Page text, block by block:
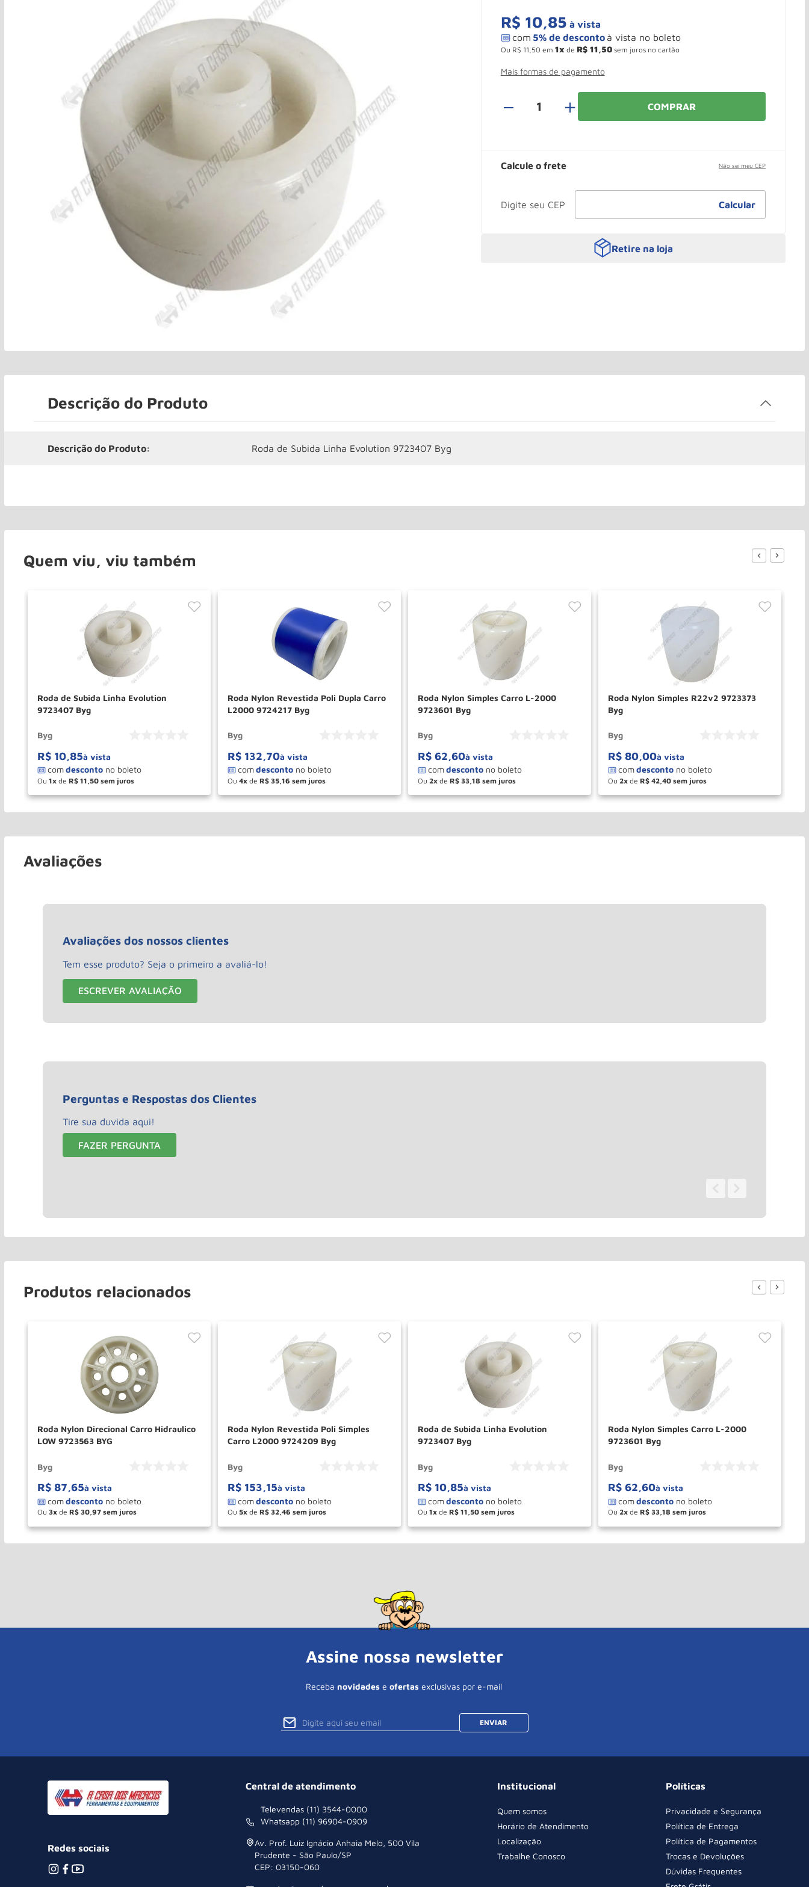
R$ 10,85 à vista
Ou R$ 11 50 em 1 de R$ 11,50sem juros no cartão
Mais formas de pagamento
＋ COMPRAR
Calcule o frete Não sei meu CEP
Retire na loja
Descrição do Produto
Descrição do Produto: Roda de Subida Linha Evolution 9723407 Byg
Quem viu, viu também
Roda de Subida Linha Evolution
9723407 Byg
Byg
R$ 10,85à vista
Ou 1 de R$ 11 50
＋
－ COMPRAR
Roda Nylon Revestida Poli Dupla Carro
L2000 9724217 Byg
Byg
R$ 132,70à vista
Ou 4 de R$ 35 16
＋
－ COMPRAR
Roda Nylon Simples Carro L-2000
9723601 Byg
Byg
R$ 62,60à vista
Ou 2 de R$ 33 18
＋
－ COMPRAR
Roda Nylon Simples R22v2 9723373
Byg
Byg
R$ 80,00à vista
Ou 2 de R$ 42 40
＋
－ COMPRAR
Avaliações
Avaliações dos nossos clientes
Tem esse produto? Seja o primeiro a avaliá-lo!
ESCREVER AVALIAÇÃO
Perguntas e Respostas dos Clientes
Tire sua duvida aqui!
FAZER PERGUNTA
Produtos relacionados
Roda Nylon Direcional Carro Hidraulico
LOW 9723563 BYG
Byg
R$ 87,65à vista
Ou 3 de R$ 30,97
＋
－ COMPRAR
Roda Nylon Revestida Poli Simples
Carro L2000 9724209 Byg
Byg
R$ 153,15à vista
Ou 5 de R$ 32,46
＋
－ COMPRAR
Roda de Subida Linha Evolution
9723407 Byg
Byg
R$ 10,85à vista
Ou 1 de R$ 11,50
＋
－ COMPRAR
Roda Nylon Simples Carro L-2000
9723601 Byg
Byg
R$ 62,60à vista
Ou 2 de R$ 33,18
＋
－ COMPRAR
Assine nossa newsletter
Receba novidades e ofertas exclusivas por e-mail
ENVIAR
Redes sociais
Central de atendimento
Televendas (11) 3544-0000
Whatsapp (11) 96904-0909
Av. Prof. Luiz Ignácio Anhaia Melo, 500 Vila
Prudente - São Paulo/SP
CEP: 03150-060
Institucional
Quem somos
Horário de Atendimento
Localização
Trabalhe Conosco
Políticas
Privacidade e Segurança
Política de Entrega
Política de Pagamentos
Trocas e Devoluções
Dúvidas Frequentes